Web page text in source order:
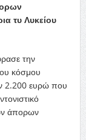
τυ Λυκείου
την
κόσμου
2.200 ευρώ που
άπορων